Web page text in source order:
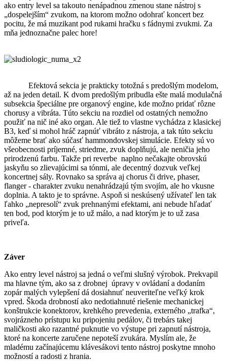
ako entry level sa takouto nenápadnou zmenou stane nástroj s
„dospelejším“ zvukom, na ktorom možno odohrať koncert bez
pocitu, že má muzikant pod rukami hračku s fádnymi zvukmi. Za
mňa jednoznačne palec hore!
Efektová sekcia je prakticky totožná s predošlým modelom,
až na jeden detail. K dvom predošlým pribudla ešte malá modulačná
subsekcia špeciálne pre organový engine, kde možno pridať rôzne
chorusy a vibráta. Túto sekciu na rozdiel od ostatných nemožno
použiť na nič iné ako organ. Ale tiež to vlastne vychádza z klasickej
B3, keď si mohol hráč zapnúť vibráto z nástroja, a tak túto sekciu
môžeme brať ako súčasť hammondovskej simulácie. Efekty sú vo
všeobecnosti príjemné, striedme, zvuk doplňujú, ale neničia jeho
prirodzenú farbu. Takže pri reverbe naplno nečakajte obrovskú
jaskyňu so zlievajúcimi sa tónmi, ale decentný dozvuk veľkej
koncertnej sály. Rovnako sa správa aj chorus či drive, phaser,
flanger - charakter zvuku nenahrádzajú tým svojím, ale ho vkusne
doplnia. A takto je to správne. Aspoň si neskúsený užívateľ len tak
ľahko „nepresolí“ zvuk prehnanými efektami, ani nebude hľadať
ten bod, pod ktorým je to už málo, a nad ktorým je to už zasa
priveľa.
Záver
Ako entry level nástroj sa jedná o veľmi slušný výrobok. Prekvapil
ma hlavne tým, ako sa z drobnej úpravy v ovládaní a dodaním
zopár malých vylepšení dá dosiahnuť neuveriteľne veľký krok
vpred. Škoda drobností ako nedotiahnuté riešenie mechanickej
konštrukcie konektorov, krehkého prevedenia, externého „trafka“,
svojrázneho prístupu ku pripojeniu pedálov, či trebárs takej
maličkosti ako razantné puknutie vo výstupe pri zapnutí nástroja,
ktoré na koncerte zaručene nepoteší zvukára. Myslím ale, že
mladému začínajúcemu klávesákovi tento nástroj poskytne mnoho
možností a radosti z hrania.